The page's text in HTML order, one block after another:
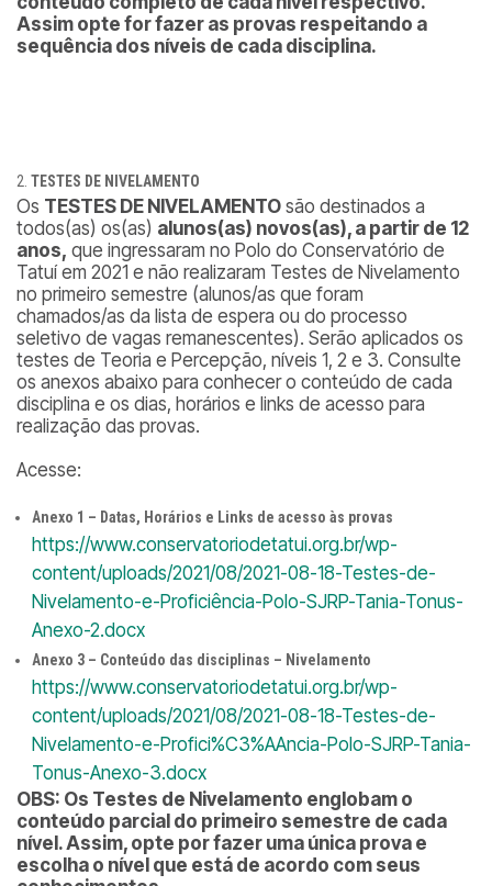
Assim opte for fazer as provas respeitando a
sequência dos níveis de cada disciplina.
TESTES DE NIVELAMENTO
Os TESTES DE NIVELAMENTO são destinados a
todos(as) os(as) alunos(as) novos(as), a partir de 12
anos, que ingressaram no Polo do Conservatório de
Tatuí em 2021 e não realizaram Testes de Nivelamento
no primeiro semestre (alunos/as que foram
chamados/as da lista de espera ou do processo
seletivo de vagas remanescentes). Serão aplicados os
testes de Teoria e Percepção, níveis 1, 2 e 3. Consulte
os anexos abaixo para conhecer o conteúdo de cada
disciplina e os dias, horários e links de acesso para
realização das provas.
Acesse:
Anexo 1 – Datas, Horários e Links de acesso às provas
https://www.conservatoriodetatui.org.br/wp-
content/uploads/2021/08/2021-08-18-Testes-de-
Nivelamento-e-Proficiência-Polo-SJRP-Tania-Tonus-
Anexo-2.docx
Anexo 3 – Conteúdo das disciplinas – Nivelamento
https://www.conservatoriodetatui.org.br/wp-
content/uploads/2021/08/2021-08-18-Testes-de-
Nivelamento-e-Profici%C3%AAncia-Polo-SJRP-Tania-
Tonus-Anexo-3.docx
OBS: Os Testes de Nivelamento englobam o
conteúdo parcial do primeiro semestre de cada
nível. Assim, opte por fazer uma única prova e
escolha o nível que está de acordo com seus